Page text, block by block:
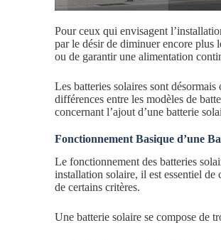
Pour ceux qui envisagent
par le désir de diminuer encore plus
ou de garantir une alimentation
Les batteries solaires sont
différences entre les modèles de
concernant l’ajout d’une batterie
Fonctionnement Basique d’une
Le fonctionnement des batteries
installation solaire, il est essentiel
de certains critères.
Une batterie solaire se compose de